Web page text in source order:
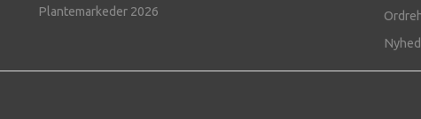
Plantemarkeder 2026